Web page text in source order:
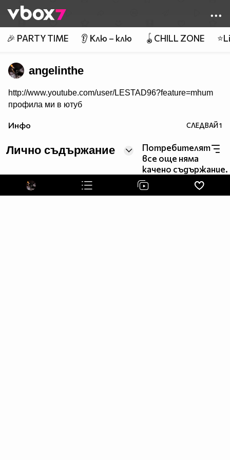
👾
🎉 PARTY TIME 👂 Клю – клю 🪀CHILL ZONE
angelinthe
http://www.youtube.com/user/LESTAD96?feature=mhum
профила ми в ютуб
Инфо СЛЕДВАЙ1
Лично съдържание
Потребителят
все още няма
качено съдържание.